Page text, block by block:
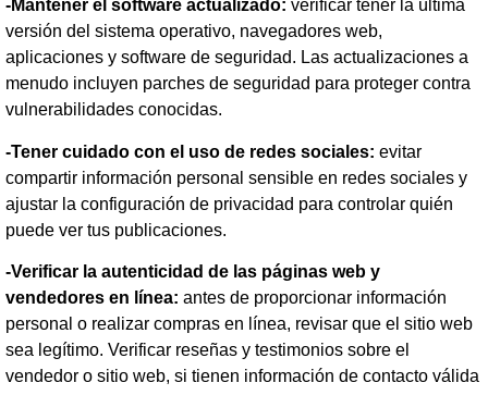
-Mantener el software actualizado: verificar tener la última
versión del sistema operativo, navegadores web,
aplicaciones y software de seguridad. Las actualizaciones a
menudo incluyen parches de seguridad para proteger contra
vulnerabilidades conocidas.
-Tener cuidado con el uso de redes sociales: evitar
compartir información personal sensible en redes sociales y
ajustar la configuración de privacidad para controlar quién
puede ver tus publicaciones.
-Verificar la autenticidad de las páginas web y
vendedores en línea: antes de proporcionar información
personal o realizar compras en línea, revisar que el sitio web
sea legítimo. Verificar reseñas y testimonios sobre el
vendedor o sitio web, si tienen información de contacto válida